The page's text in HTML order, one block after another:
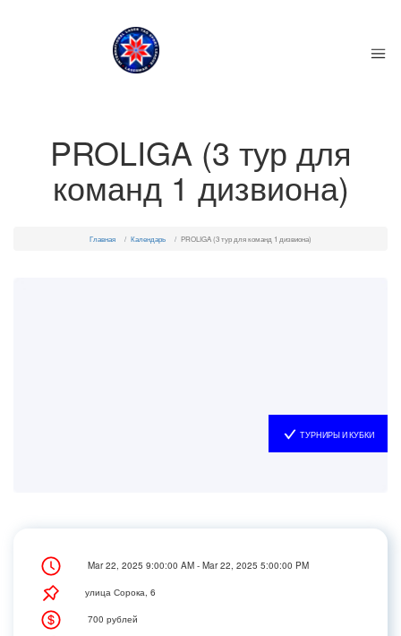
PROLIGA (3 тур для
команд 1 дизвиона)
Главная Календарь PROLIGA (3 тур для команд 1 дизвиона)
ТУРНИРЫ И КУБКИ
Mar 22, 2025 9:00:00 AM - Mar 22, 2025 5:00:00 PM
улица Сорока, 6
700 рублей